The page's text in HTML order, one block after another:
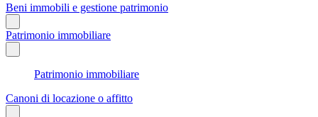
Beni immobili e gestione patrimonio
Patrimonio immobiliare
Patrimonio immobiliare
Canoni di locazione o affitto